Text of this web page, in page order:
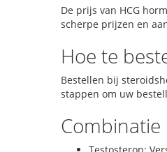
De prijs van HCG
scherpe prijzen en
Hoe te
Bestellen bij
stappen om uw